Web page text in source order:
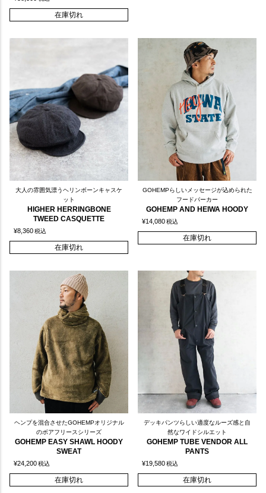
在庫切れ
大人の雰囲気漂うヘリンボーンキャスケ
ット
HIGHER HERRINGBONE
TWEED CASQUETTE
¥8,360税込
在庫切れ
GOHEMPらしいメッセージが込められた
フードパーカー
GOHEMP AND HEIWA HOODY
¥14,080税込
在庫切れ
ヘンプを混合させたGOHEMPオリジナル
のボアフリースシリーズ
GOHEMP EASY SHAWL HOODY
SWEAT
¥24,200税込
在庫切れ
デッキパンツらしい適度なルーズ感と自
然なワイドシルエット
GOHEMP TUBE VENDOR ALL
PANTS
¥19,580税込
在庫切れ